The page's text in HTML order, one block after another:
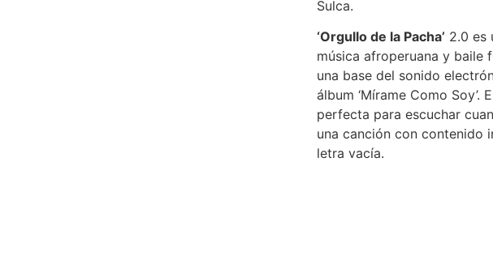
Sulca.
‘Orgullo de la Pacha’ 2.0 es
música afroperuana y baile
una base del sonido
álbum ‘Mírame Como Soy’.
perfecta para escuchar
una canción con contenido
letra vacía.